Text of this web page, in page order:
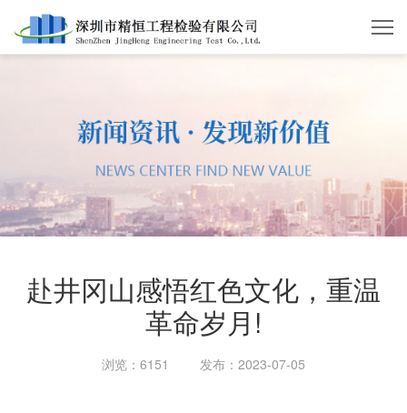
赴井冈山感悟红色文化，重温
革命岁月!
浏览：6151 发布：2023-07-05